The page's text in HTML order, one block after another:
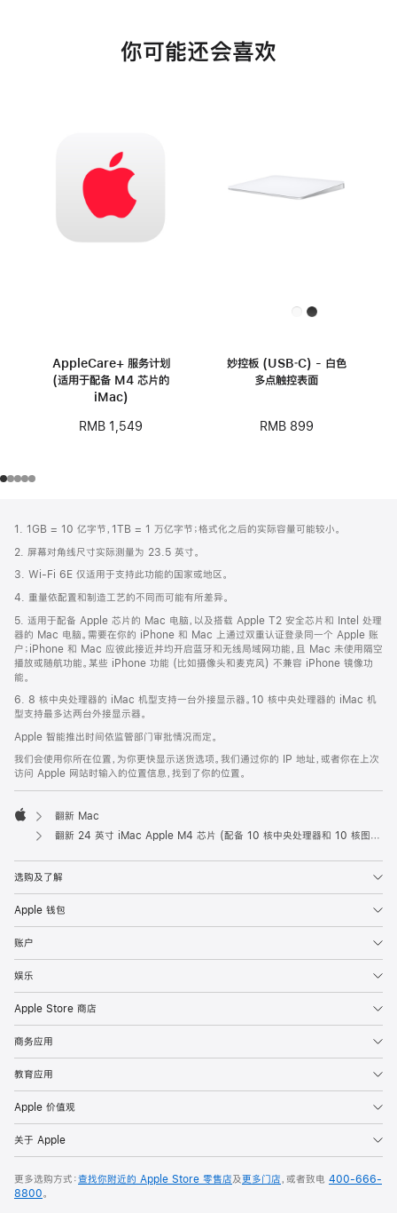
你可能还会喜欢
AppleCare+ 服务计划
(适用于配备 M4 芯片的
iMac)
RMB 1,549
妙控板 (USB‑C) - 白色
多点触控表面
RMB 899
页
脚
注
1. 1GB = 10 亿字节，1TB = 1 万亿字节；格式化之后的实际容量可能较小。
2. 屏幕对角线尺寸实际测量为 23.5 英寸。
3. Wi-Fi 6E 仅适用于支持此功能的国家或地区。
4. 重量依配置和制造工艺的不同而可能有所差异。
5. 适用于配备 Apple 芯片的 Mac 电脑，以及搭载 Apple T2 安全芯片和 Intel 处理
器的 Mac 电脑。需要在你的 iPhone 和 Mac 上通过双重认证登录同一个 Apple 账
户；iPhone 和 Mac 应彼此接近并均开启蓝牙和无线局域网功能，且 Mac 未使用隔空
播放或随航功能。某些 iPhone 功能 (比如摄像头和麦克风) 不兼容 iPhone 镜像功
能。
6. 8 核中央处理器的 iMac 机型支持一台外接显示器。10 核中央处理器的 iMac 机
型支持最多达两台外接显示器。
Apple 智能推出时间依监管部门审批情况而定。
我们会使用你所在位置，为你更快显示送货选项。我们通过你的 IP 地址，或者你在上次
访问 Apple 网站时输入的位置信息，找到了你的位置。
Apple
翻新 Mac
翻新 24 英寸 iMac Apple M4 芯片 (配备 10 核中央处理器和 10 核图形处理器) 和千兆以太网端口 - 银色
选购及了解
Apple 钱包
账户
娱乐
Apple Store 商店
商务应用
教育应用
Apple 价值观
关于 Apple
更多选购方式：查找你附近的 Apple Store 零售店及更多门店，或者致电 400-666-
8800。